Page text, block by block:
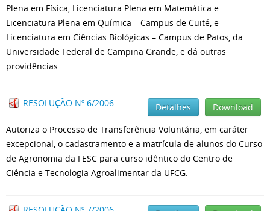
Plena em Física, Licenciatura Plena em Matemática e
Licenciatura Plena em Química – Campus de Cuité, e
Licenciatura em Ciências Biológicas – Campus de Patos, da
Universidade Federal de Campina Grande, e dá outras
providências.
RESOLUÇÃO Nº 6/2006 Download
Detalhes
Autoriza o Processo de Transferência Voluntária, em caráter
excepcional, o cadastramento e a matrícula de alunos do Curso
de Agronomia da FESC para curso idêntico do Centro de
Ciência e Tecnologia Agroalimentar da UFCG.